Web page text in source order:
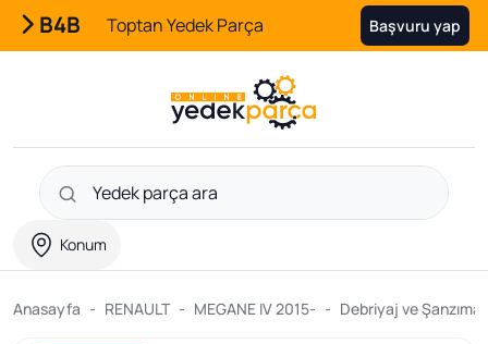
B4B Toptan Yedek Parça Başvuru yap
Konum
Anasayfa RENAULT MEGANE IV 2015- Debriyaj ve